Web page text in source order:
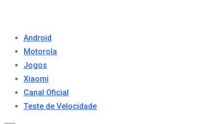
Android
Motorola
Jogos
Xiaomi
Canal Oficial
Teste de Velocidade